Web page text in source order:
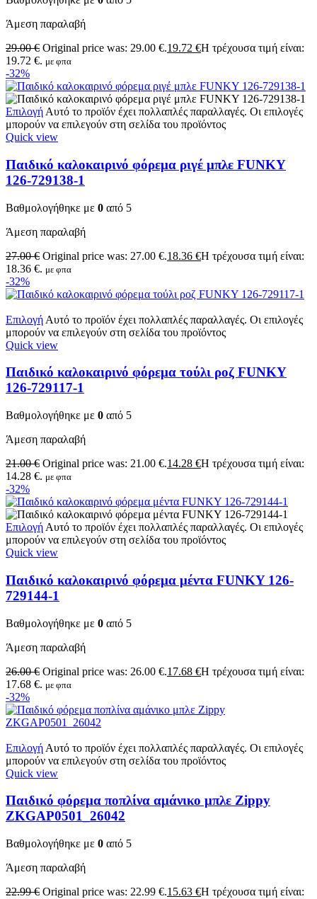
Άμεση παραλαβή
29.00€ Original price was: 29.00 €.19.72 €Η τρέχουσα τιμή είναι:
19.72 €. με φπα
-32%
Επιλογή Αυτό το προϊόν έχει πολλαπλές παραλλαγές. Οι επιλογές
μπορούν να επιλεγούν στη σελίδα του προϊόντος
Quick view
Παιδικό καλοκαιρινό φόρεμα ριγέ μπλε FUNKY
126-729138-1
Βαθμολογήθηκε με 0 από 5
Άμεση παραλαβή
27.00€ Original price was: 27.00 €.18.36 €Η τρέχουσα τιμή είναι:
18.36 €. με φπα
-32%
Επιλογή Αυτό το προϊόν έχει πολλαπλές παραλλαγές. Οι επιλογές
μπορούν να επιλεγούν στη σελίδα του προϊόντος
Quick view
Παιδικό καλοκαιρινό φόρεμα τούλι ροζ FUNKY
126-729117-1
Βαθμολογήθηκε με 0 από 5
Άμεση παραλαβή
21.00€ Original price was: 21.00 €.14.28 €Η τρέχουσα τιμή είναι:
14.28 €. με φπα
-32%
Επιλογή Αυτό το προϊόν έχει πολλαπλές παραλλαγές. Οι επιλογές
μπορούν να επιλεγούν στη σελίδα του προϊόντος
Quick view
Παιδικό καλοκαιρινό φόρεμα μέντα FUNKY 126-
729144-1
Βαθμολογήθηκε με 0 από 5
Άμεση παραλαβή
26.00€ Original price was: 26.00 €.17.68 €Η τρέχουσα τιμή είναι:
17.68 €. με φπα
-32%
Επιλογή Αυτό το προϊόν έχει πολλαπλές παραλλαγές. Οι επιλογές
μπορούν να επιλεγούν στη σελίδα του προϊόντος
Quick view
Παιδικό φόρεμα ποπλίνα αμάνικο μπλε Zippy
ZKGAP0501_26042
Βαθμολογήθηκε με 0 από 5
Άμεση παραλαβή
22.99€ Original price was: 22.99 €.15.63 €Η τρέχουσα τιμή είναι: